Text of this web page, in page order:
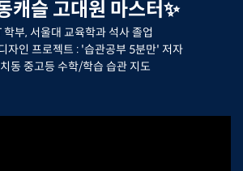
캐슬 고대원 마스터✨
학부, 서울대 교육학과 석사 졸업
자인 프로젝트 : '습관공부 5분만' 저자
동 중고등 수학/학습 습관 지도